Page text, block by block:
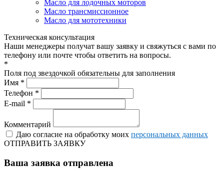
Масло для лодочных моторов
Масло трансмиссионное
Масло для мототехники
Техническая консультация
Наши менеджеры получат вашу заявку и свяжуться с вами по
телефону или почте чтобы ответить на вопросы.
*
Поля под звездочкой обязательны для заполнения
Имя *
Телефон *
E-mail *
Комментарий
Даю согласие на обработку моих персональных данных
ОТПРАВИТЬ ЗАЯВКУ
Ваша заявка отправлена